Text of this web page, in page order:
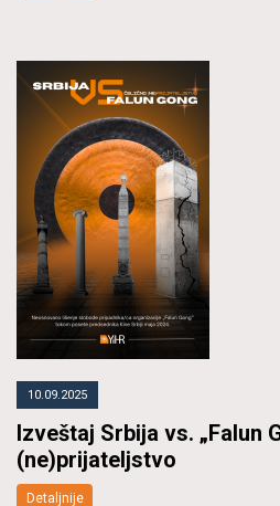
10.09.2025
Izveštaj Srbija vs. „Falun
(ne)prijateljstvo
Detaljnije